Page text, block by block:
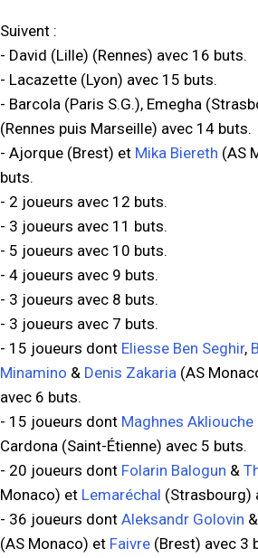
Suivent :
- David (Lille) (Rennes) avec 16 buts.
- Lacazette (Lyon) avec 15 buts.
- Barcola (Paris S.G.), Emegha
(Rennes puis Marseille) avec 14 buts.
- Ajorque (Brest) et Mika Biereth (AS
buts.
- 2 joueurs avec 12 buts.
- 3 joueurs avec 11 buts.
- 5 joueurs avec 10 buts.
- 4 joueurs avec 9 buts.
- 3 joueurs avec 8 buts.
- 3 joueurs avec 7 buts.
- 15 joueurs dont Eliesse Ben Seghir,
Minamino & Denis Zakaria (AS
avec 6 buts.
- 15 joueurs dont Maghnes Akliouche
Cardona (Saint-Étienne) avec 5 buts.
- 20 joueurs dont Folarin Balogun &
Monaco) et Lemaréchal (Strasbourg)
- 36 joueurs dont Aleksandr Golovin &
(AS Monaco) et Faivre (Brest) avec 3